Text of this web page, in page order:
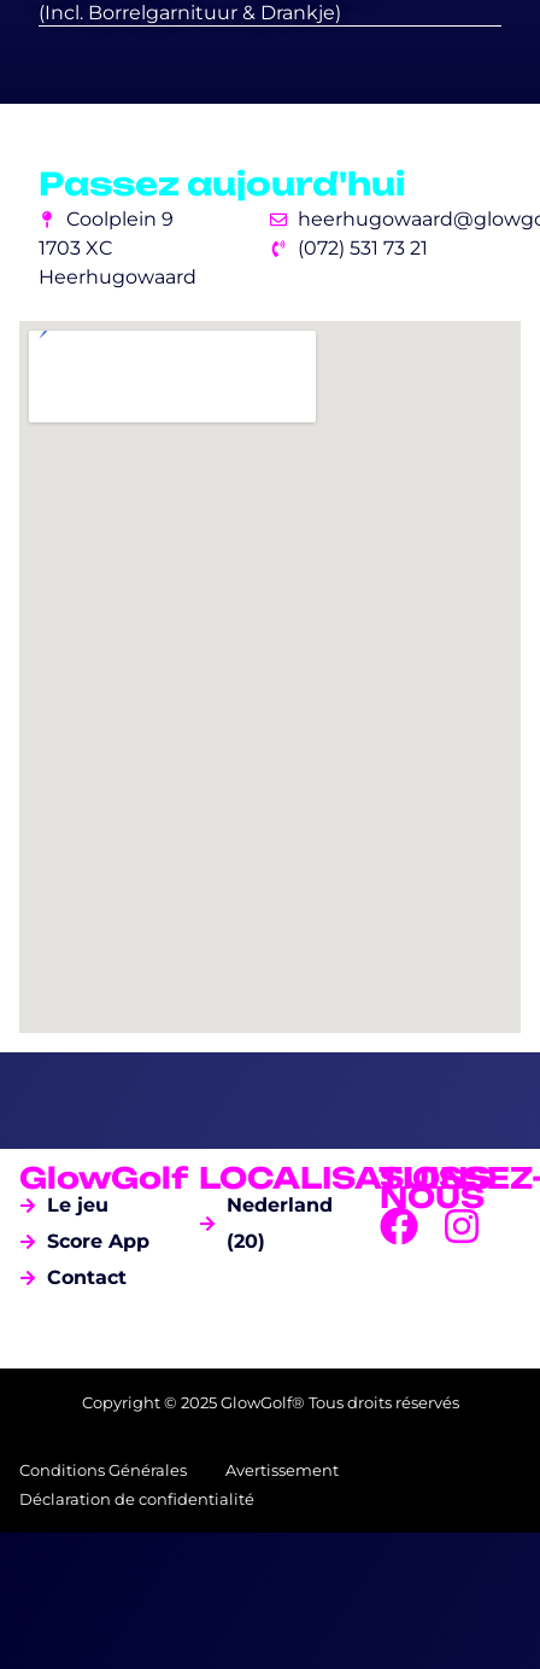
(Incl. Borrelgarnituur & Drankje)
Passez aujourd'hui
Coolplein 9
1703 XC
Heerhugowaard
(072) 531 73 21
GlowGolf
Le jeu
Score App
Contact
LOCALISATIONS
Nederland
(20)
NOUS
Copyright © 2025 GlowGolf® Tous droits réservés
Conditions Générales
Avertissement
Déclaration de confidentialité